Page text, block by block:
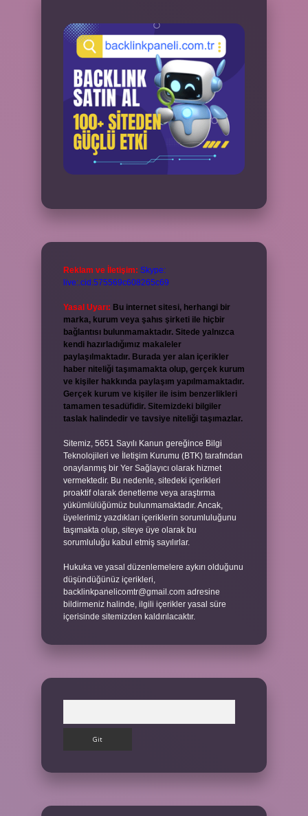
Reklam ve İletişim: Skype:
live:.cid.575569c608265c69
Yasal Uyarı: Bu internet sitesi, herhangi bir
marka, kurum veya şahıs şirketi ile hiçbir
bağlantısı bulunmamaktadır. Sitede yalnızca
kendi hazırladığımız makaleler
paylaşılmaktadır. Burada yer alan içerikler
haber niteliği taşımamakta olup, gerçek kurum
ve kişiler hakkında paylaşım yapılmamaktadır.
Gerçek kurum ve kişiler ile isim benzerlikleri
tamamen tesadüfidir. Sitemizdeki bilgiler
taslak halindedir ve tavsiye niteliği taşımazlar.
Sitemiz, 5651 Sayılı Kanun gereğince Bilgi
Teknolojileri ve İletişim Kurumu (BTK) tarafından
onaylanmış bir Yer Sağlayıcı olarak hizmet
vermektedir. Bu nedenle, sitedeki içerikleri
proaktif olarak denetleme veya araştırma
yükümlülüğümüz bulunmamaktadır. Ancak,
üyelerimiz yazdıkları içeriklerin sorumluluğunu
taşımakta olup, siteye üye olarak bu
sorumluluğu kabul etmiş sayılırlar.
Hukuka ve yasal düzenlemelere aykırı olduğunu
düşündüğünüz içerikleri,
backlinkpanelicomtr@gmail.com adresine
bildirmeniz halinde, ilgili içerikler yasal süre
içerisinde sitemizden kaldırılacaktır.